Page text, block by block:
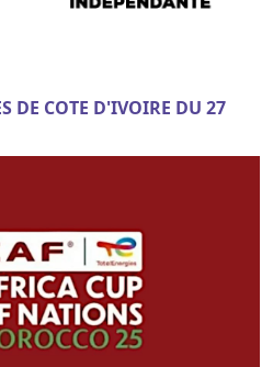
DE COTE D'IVOIRE DU 27